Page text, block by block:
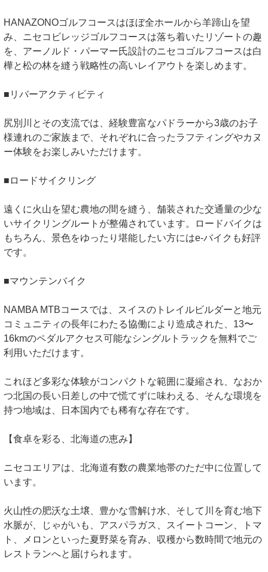
HANAZONOゴルフコースはほぼ全ホールから羊蹄山を望
み、ニセコビレッジゴルフコースは落ち着いたリゾートの趣
を、アーノルド・パーマー氏設計のニセコゴルフコースは白
樺と松の林を縫う戦略性の高いレイアウトを楽しめます。
■リバーアクティビティ
尻別川とその支流では、経験豊富なパドラーから3歳のお子
様連れのご家族まで、それぞれに合ったラフティングやカヌ
ー体験をお楽しみいただけます。
■ロードサイクリング
遠くに火山を望む農地の間を縫う、舗装された交通量の少な
いサイクリングルートが整備されています。ロードバイクは
もちろん、景色をゆったり堪能したい方にはe-バイクも好評
です。
■マウンテンバイク
NAMBA MTBコースでは、スイスのトレイルビルダーと地元
コミュニティの長年にわたる協働により造成された、13〜
16kmのペダルアクセス可能なシングルトラックを無料でご
利用いただけます。
これほど多彩な体験がコンパクトな範囲に凝縮され、なおか
つ北国の長い日差しの中で慌てずに味わえる、そんな環境を
持つ地域は、日本国内でも稀有な存在です。
【食卓を彩る、北海道の恵み】
ニセコエリアは、北海道有数の農業地帯のただ中に位置して
います。
火山性の肥沃な土壌、豊かな雪解け水、そして川を育む地下
水脈が、じゃがいも、アスパラガス、スイートコーン、トマ
ト、メロンといった夏野菜を育み、収穫から数時間で地元の
レストランへと届けられます。